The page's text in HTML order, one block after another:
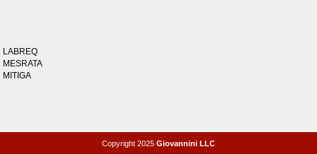
LABREQ
MESRATA
MITIGA
Copyright 2025 Giovannini LLC